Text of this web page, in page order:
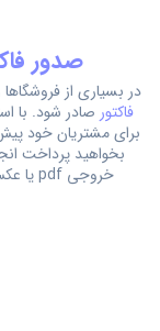
صدور
در بسیاری از
فاکتور صادر شود. با
برای مشتریان خود پیش
بخواهید پرداخت
خروجی pdf یا عکس نیز وجود دارد که به راحتی قابل تنظیم است.